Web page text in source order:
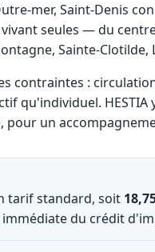
mer, Saint-Denis
seules — du
Sainte-Clotilde,
contraintes :
qu'individuel. HESTIA
pour un
tarif standard, soit
immédiate du crédit